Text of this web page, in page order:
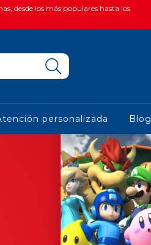
desde los más populares hasta los
personalizada Blog